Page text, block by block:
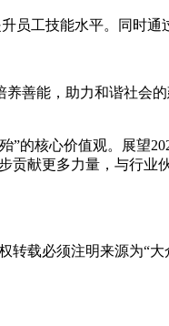
员工技能水平。同时通
善能，助力和谐社会
的核心价值观。展望
贡献更多力量，与行业
载必须注明来源为“大